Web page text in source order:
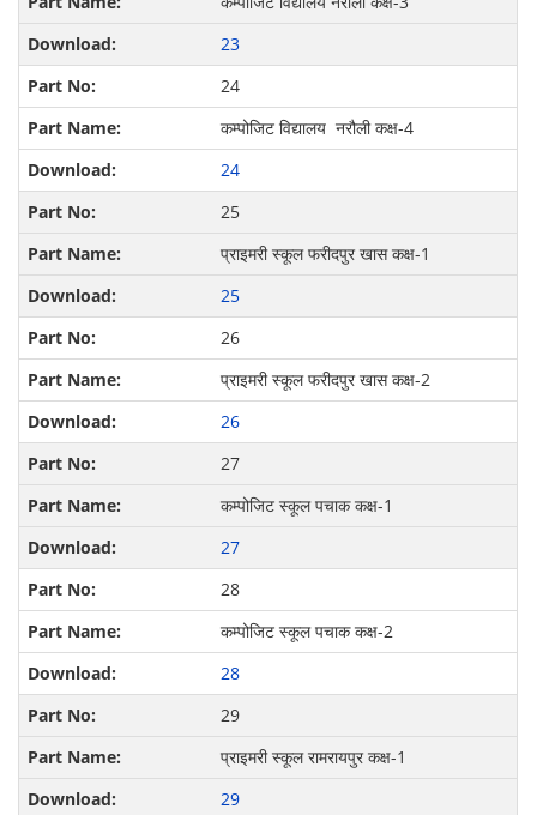
23
24
कम्पोजिट विद्यालय नरौली कक्ष-4
24
25
प्राइमरी स्कूल फरीदपुर खास कक्ष-1
25
26
प्राइमरी स्कूल फरीदपुर खास कक्ष-2
26
27
कम्पोजिट स्कूल पचाक कक्ष-1
27
28
कम्पोजिट स्कूल पचाक कक्ष-2
28
29
प्राइमरी स्कूल रामरायपुर कक्ष-1
29